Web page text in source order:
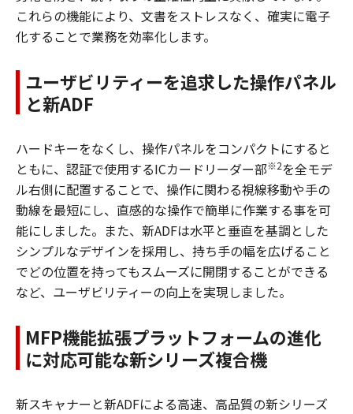
これらの機能により、文書をストレスなく、確実に電子
化することで業務を効率化します。
ユーザビリティーを追求した操作パネル
と新ADF
ハードキーをなくし、操作パネルをコンパクトにすると
ともに、認証で使用するICカードリーダー部※2を全モデ
ル右側に配置することで、操作に関わる視線移動や手の
動線を最短にし、直感的な操作で簡単に作業する事を可
能にしました。また、新ADFは水平と垂直を基調とした
シンプルなデザインを採用し、持ち手の幅を広げること
でどの位置を持ってもスムーズに開閉することができる
など、ユーザビリティーの向上を実現しました。
MFP機能拡張プラットフォームの進化
に対応可能な新シリーズ複合機
新スキャナーと新ADFによる高速、高品質の新シリーズ